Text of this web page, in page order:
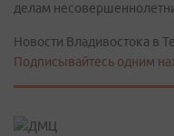
делам
Новости Владивостока в
Подписывайтесь одним